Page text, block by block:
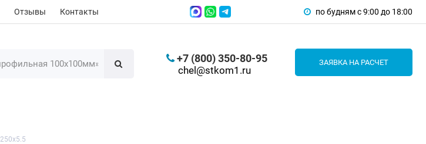
Отзывы Контакты по будням с 9:00 до 18:00
+7 (800) 350-80-95
chel@stkom1.ru
ЗАЯВКА НА РАСЧЕТ